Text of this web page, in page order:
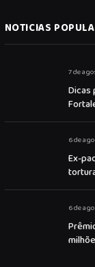
NOTICIAS
7 de
Dicas
6 de
Ex-
6 de